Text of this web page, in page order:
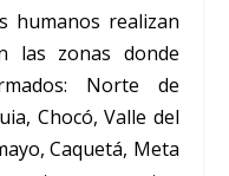
humanos realizan
las zonas donde
Norte de
Chocó, Valle del
Caquetá, Meta